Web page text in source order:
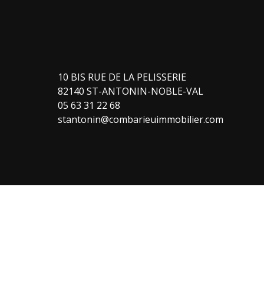
10 BIS RUE DE LA PELISSERIE
82140 ST-ANTONIN-NOBLE-VAL
05 63 31 22 68
stantonin@combarieuimmobilier.com